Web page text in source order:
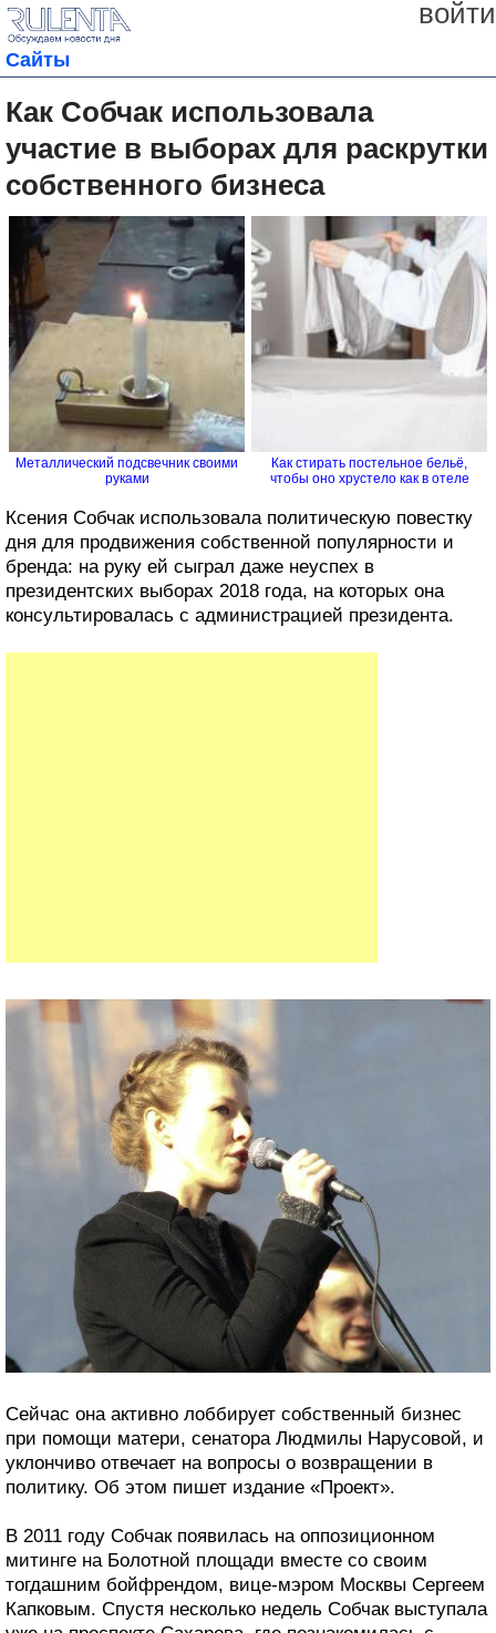
войти
Сайты
Как Собчак использовала
участие в выборах для раскрутки
собственного бизнеса
Металлический подсвечник своими
руками
Как стирать постельное бельё,
чтобы оно хрустело как в отеле
Ксения Собчак использовала политическую повестку
дня для продвижения собственной популярности и
бренда: на руку ей сыграл даже неуспех в
президентских выборах 2018 года, на которых она
консультировалась с администрацией президента.
Сейчас она активно лоббирует собственный бизнес
при помощи матери, сенатора Людмилы Нарусовой, и
уклончиво отвечает на вопросы о возвращении в
политику. Об этом пишет издание «Проект».
В 2011 году Собчак появилась на оппозиционном
митинге на Болотной площади вместе со своим
тогдашним бойфрендом, вице-мэром Москвы Сергеем
Капковым. Спустя несколько недель Собчак выступала